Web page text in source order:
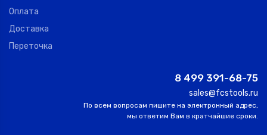
Оплата
Доставка
Переточка
8 499 391-68-75
sales@fcstools.ru
По всем вопросам пишите на электронный адрес,
мы ответим Вам в кратчайшие сроки.